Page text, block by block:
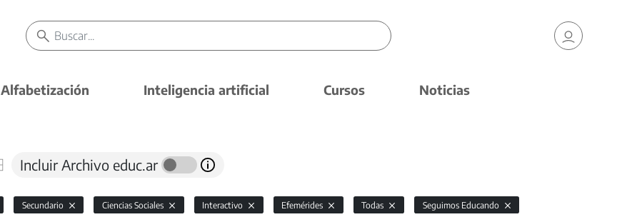
Alfabetización Inteligencia artificial Cursos Noticias
Incluir Archivo educ.ar
Secundario Ciencias Sociales Interactivo Efemérides Todas Seguimos Educando